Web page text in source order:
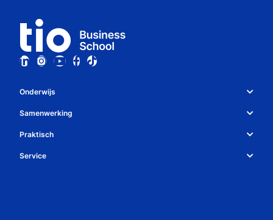
Onderwijs
Studiekeuze en opleidingen
Studiekeuzetest
Studiegids
Samenwerking
Over Tio
Bedrijven
Praktisch
Whatsapp
Service